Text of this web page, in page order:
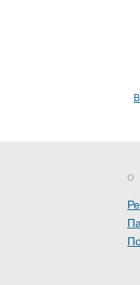
О